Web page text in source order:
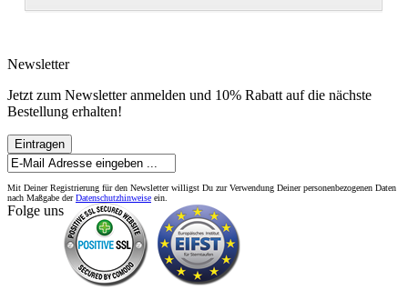
Newsletter
Jetzt zum Newsletter anmelden und 10% Rabatt auf die nächste
Bestellung erhalten!
Eintragen
Mit Deiner Registrierung für den Newsletter willigst Du zur Verwendung Deiner personenbezogenen Daten
nach Maßgabe derDatenschutzhinweise ein.
Folge uns